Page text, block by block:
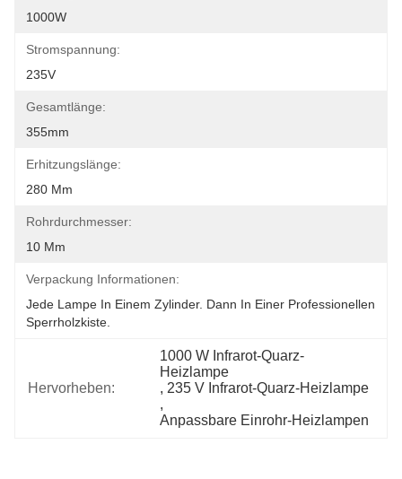
1000W
Stromspannung:
235V
Gesamtlänge:
355mm
Erhitzungslänge:
280 Mm
Rohrdurchmesser:
10 Mm
Verpackung Informationen:
Jede Lampe In Einem Zylinder. Dann In Einer Professionellen
Sperrholzkiste.
Hervorheben:
1000 W Infrarot-Quarz-
Heizlampe
, 235 V Infrarot-Quarz-Heizlampe
,
Anpassbare Einrohr-Heizlampen